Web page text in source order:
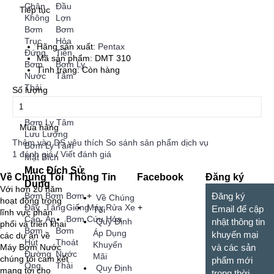
Chân
Không
Đầu
Lợn
Bơm
Trục
Đứng
Bơm
Hỏa
Tiễn
Bơm
Nước
Thải
Bơm Ly
Tâm
Bơm Ly Tâm
Lưu Lượng
Bơm Ly Tâm
Mặt Bích
Mục Đích Sử
Dụng
Bơm
Đẩy
Cao
Bơm
Tăng
Áp
Bơm
Giếng
Bơm
Hút
Đường
Ống
Bơm
Thoát
Nước
Thải
+
Máy Rửa Xe +
Bơm Cứu Hỏa
Tiếp tục
Hãng sản xuất: Pentax
Mã sản phẩm: DMT 310
Tình trạng:Còn hàng
Số lượng
Mua hàng
Thêm vào DS yêu thích So sánh sản phẩm dịch vụ
1 đánh giá/ Viết đánh giá
Về Chúng Tôi
Với hơn 20 năm
hoạt động trong
lĩnh vực phân
phối và triển khai
các dự án về
Máy Bơm Nước
chúng tôi cam kết
mang tới cho
Thông Tin
Về Chúng
Tôi
Quy Định
Áp Dụng
Khuyến
Mãi
Quy Định
Facebook Đăng ký
Đăng ký
Email để cập
nhật thông tin
khuyến mại
và các sản
phẩm mới